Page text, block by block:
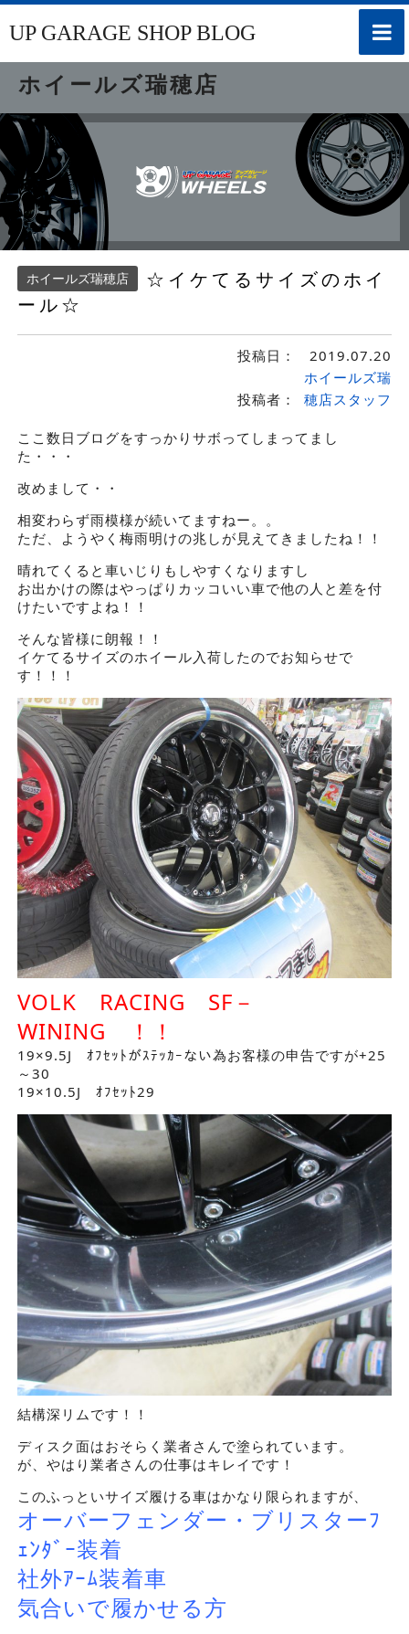
toggle
UP GARAGE SHOP BLOG
ホイールズ瑞穂店
ホイールズ瑞穂店
☆イケてるサイズのホイ
ール☆
投稿日： 2019.07.20
投稿者：
ホイールズ瑞
穂店スタッフ
ここ数日ブログをすっかりサボってしまってまし
た・・・
改めまして・・
相変わらず雨模様が続いてますねー。。
ただ、ようやく梅雨明けの兆しが見えてきましたね！！
晴れてくると車いじりもしやすくなりますし
お出かけの際はやっぱりカッコいい車で他の人と差を付
けたいですよね！！
そんな皆様に朗報！！
イケてるサイズのホイール入荷したのでお知らせで
す！！！
VOLK RACING SF－
WINING ！！
19×9.5J ｵﾌｾｯﾄがｽﾃｯｶｰない為お客様の申告ですが+25
～30
19×10.5J ｵﾌｾｯﾄ29
結構深リムです！！
ディスク面はおそらく業者さんで塗られています。
が、やはり業者さんの仕事はキレイです！
このふっといサイズ履ける車はかなり限られますが、
オーバーフェンダー・ブリスターﾌ
ｪﾝﾀﾞｰ装着
社外ｱｰﾑ装着車
気合いで履かせる方